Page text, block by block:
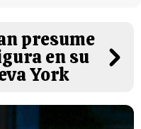
presume
en su
York